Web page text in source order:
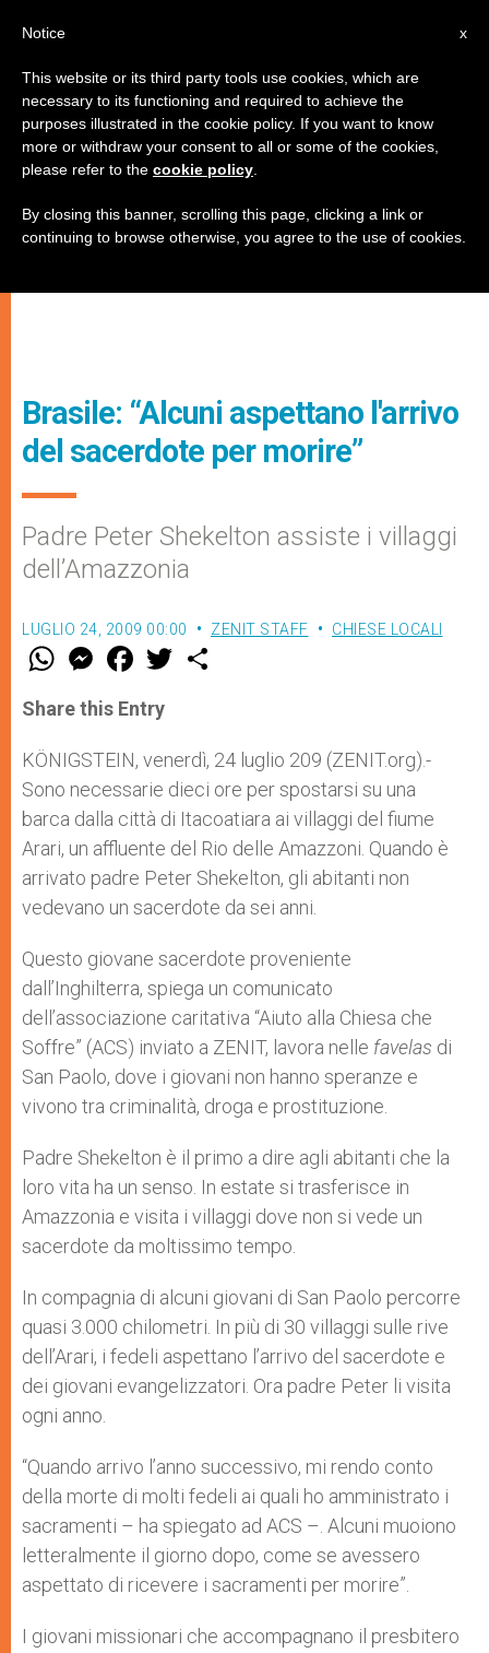
Brasile: “Alcuni aspettano l'arrivo
del sacerdote per morire”
Padre Peter Shekelton assiste i villaggi
dell’Amazzonia
LUGLIO 24, 2009 00:00 ZENIT STAFF CHIESE LOCALI
W
t
s
p
p
M
e
s
e
g
e
r
F
a
e
b
o
w
r
Share this Entry
KÖNIGSTEIN, venerdì, 24 luglio 209 (ZENIT.org).-
Sono necessarie dieci ore per spostarsi su una
barca dalla città di Itacoatiara ai villaggi del fiume
Arari, un affluente del Rio delle Amazzoni. Quando è
arrivato padre Peter Shekelton, gli abitanti non
vedevano un sacerdote da sei anni.
Questo giovane sacerdote proveniente
dall’Inghilterra, spiega un comunicato
dell’associazione caritativa “Aiuto alla Chiesa che
Soffre” (ACS) inviato a ZENIT, lavora nelle favelas di
San Paolo, dove i giovani non hanno speranze e
vivono tra criminalità, droga e prostituzione.
Padre Shekelton è il primo a dire agli abitanti che la
loro vita ha un senso. In estate si trasferisce in
Amazzonia e visita i villaggi dove non si vede un
sacerdote da moltissimo tempo.
In compagnia di alcuni giovani di San Paolo percorre
quasi 3.000 chilometri. In più di 30 villaggi sulle rive
dell’Arari, i fedeli aspettano l’arrivo del sacerdote e
dei giovani evangelizzatori. Ora padre Peter li visita
ogni anno.
“Quando arrivo l’anno successivo, mi rendo conto
della morte di molti fedeli ai quali ho amministrato i
sacramenti – ha spiegato ad ACS –. Alcuni muoiono
letteralmente il giorno dopo, come se avessero
aspettato di ricevere i sacramenti per morire”.
I giovani missionari che accompagnano il presbitero
x
Notice
This website or its third party tools use cookies, which are
necessary to its functioning and required to achieve the
purposes illustrated in the cookie policy. If you want to know
more or withdraw your consent to all or some of the cookies,
please refer to the cookie policy
By closing this banner, scrolling this page, clicking a link or
continuing to browse otherwise, you agree to the use of cookies.